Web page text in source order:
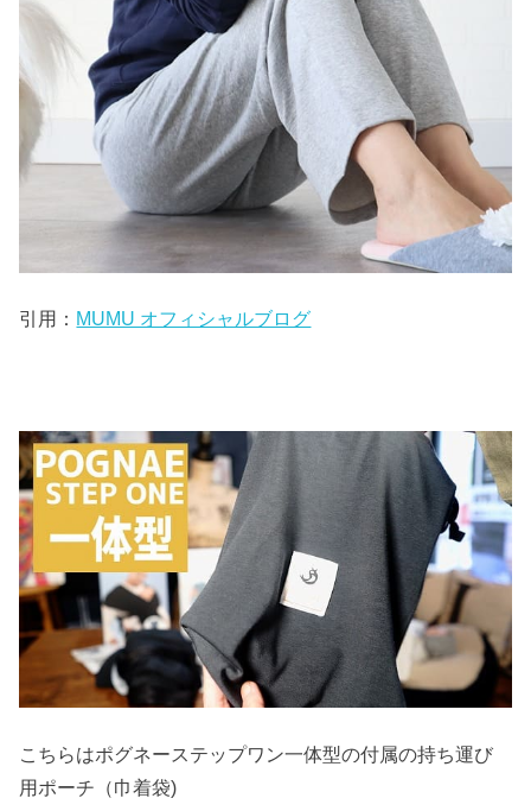
引用： MUMU オフィシャルブログ
こちらはポグネーステップワン一体型の付属の持ち運び
用ポーチ（巾着袋)